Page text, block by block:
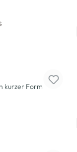
kurzer Form